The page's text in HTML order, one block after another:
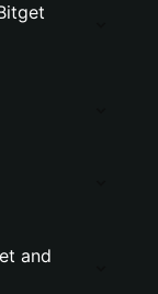
and